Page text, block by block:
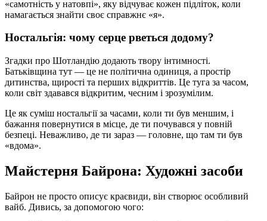
«самотність у натовпі», яку відчуває кожен підліток, коли
намагається знайти своє справжнє «я».
Ностальгія: чому серце рветься додому?
Згадки про Шотландію додають твору інтимності.
Батьківщина тут — це не політична одиниця, а простір
дитинства, щирості та перших відкриттів. Це туга за часом,
коли світ здавався відкритим, чесним і зрозумілим.
Це як суміш ностальгії за часами, коли ти був меншим, і
бажання повернутися в місце, де ти почувався у повній
безпеці. Неважливо, де ти зараз — головне, що там ти був
«вдома».
Майстерня Байрона: Художні засоби
Байрон не просто описує краєвиди, він створює особливий
вайб. Дивись, за допомогою чого: